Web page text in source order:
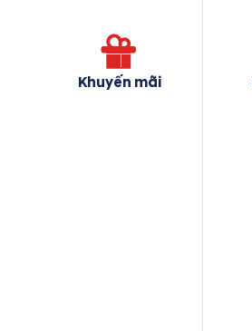
Khuyến mãi